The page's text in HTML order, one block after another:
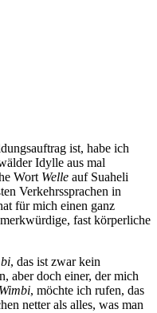
ist, habe ich
Idylle aus mal
Wort Welle auf Suaheli
Verkehrssprachen in
für mich einen ganz
fast körperliche
, das ist zwar kein
aber doch einer, der mich
, möchte ich rufen, das
netter als alles, was man